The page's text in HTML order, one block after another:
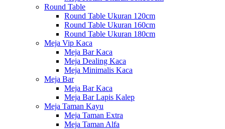
Round Table
Round Table Ukuran 120cm
Round Table Ukuran 160cm
Round Table Ukuran 180cm
Meja Vip Kaca
Meja Bar Kaca
Meja Dealing Kaca
Meja Minimalis Kaca
Meja Bar
Meja Bar Kaca
Meja Bar Lapis Kalep
Meja Taman Kayu
Meja Taman Extra
Meja Taman Alfa